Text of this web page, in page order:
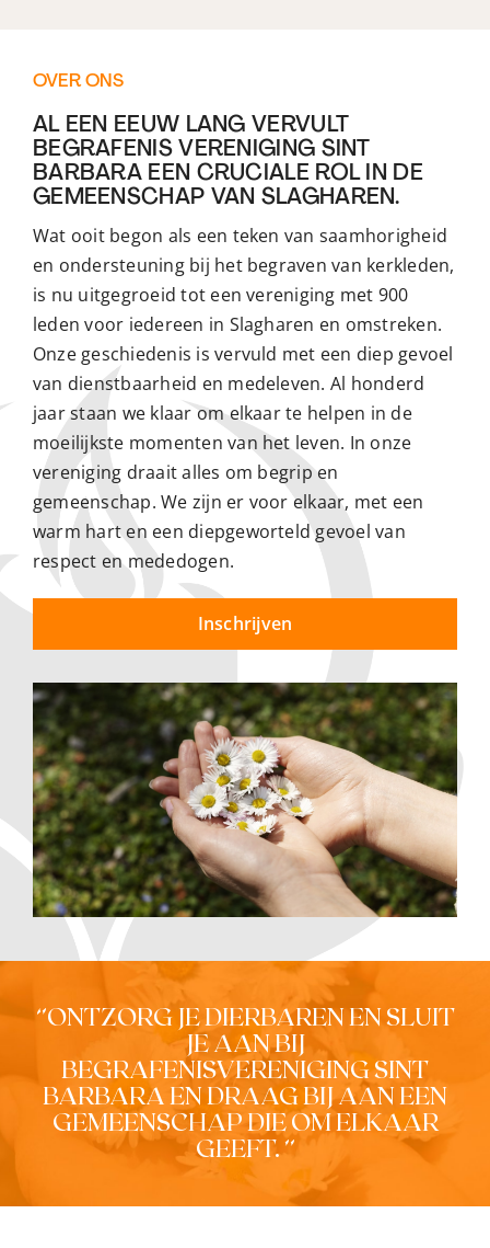
OVER ONS
AL EEN EEUW LANG VERVULT
BEGRAFENIS VERENIGING SINT
BARBARA EEN CRUCIALE ROL IN DE
GEMEENSCHAP VAN SLAGHAREN.
Wat ooit begon als een teken van saamhorigheid
en ondersteuning bij het begraven van kerkleden,
is nu uitgegroeid tot een vereniging met 900
leden voor iedereen in Slagharen en omstreken.
Onze geschiedenis is vervuld met een diep gevoel
van dienstbaarheid en medeleven. Al honderd
jaar staan we klaar om elkaar te helpen in de
moeilijkste momenten van het leven. In onze
vereniging draait alles om begrip en
gemeenschap. We zijn er voor elkaar, met een
warm hart en een diepgeworteld gevoel van
respect en mededogen.
Inschrijven
‘’ONTZORG JE DIERBAREN EN SLUIT
JE AAN BIJ
BEGRAFENISVERENIGING SINT
BARBARA EN DRAAG BIJ AAN EEN
GEMEENSCHAP DIE OM ELKAAR
GEEFT. ’’